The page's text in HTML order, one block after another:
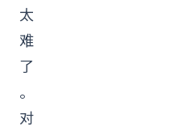
太
难
了
。
对